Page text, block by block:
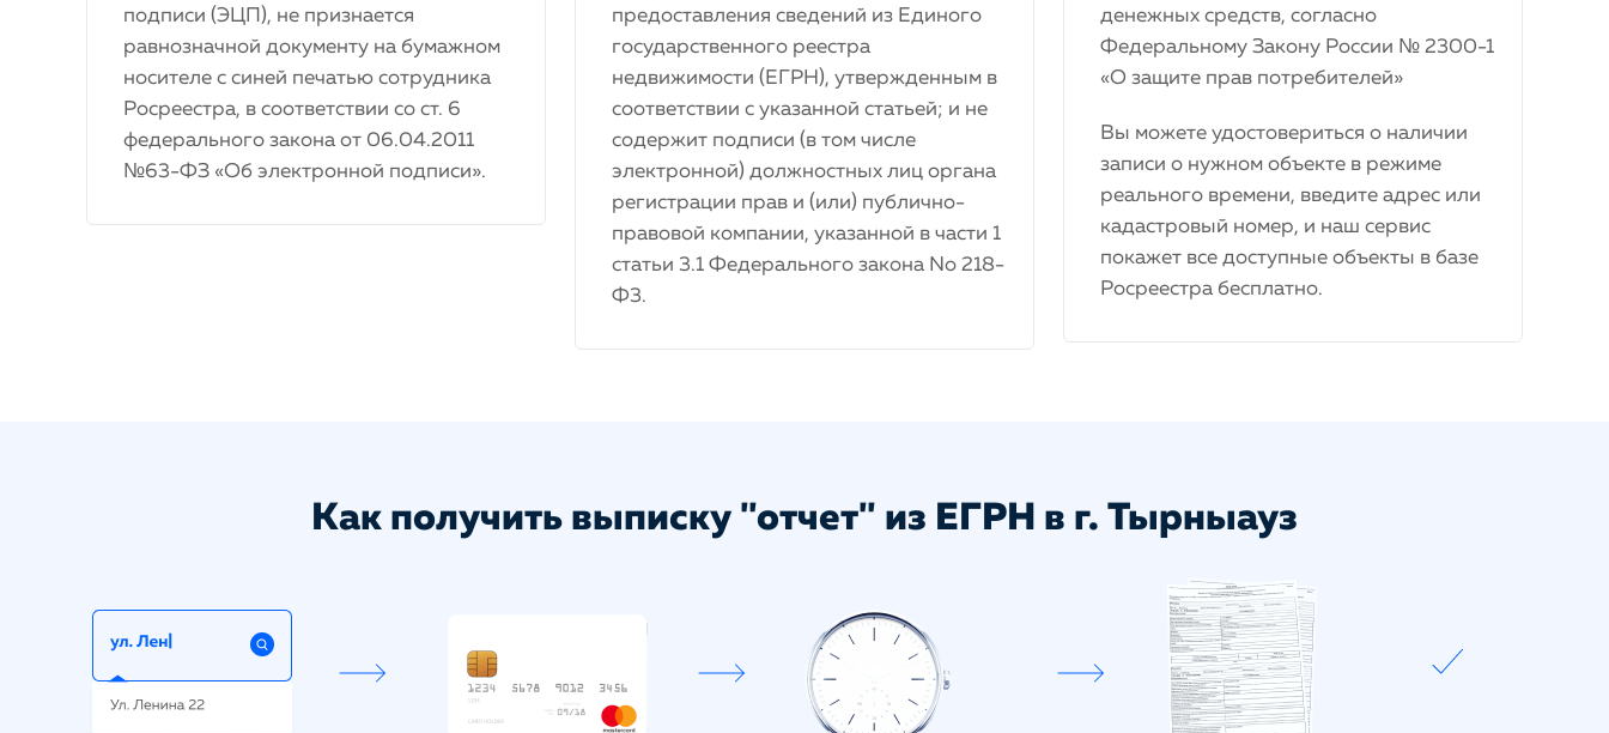
подписи (ЭЦП), не признается
равнозначной документу на бумажном
носителе с синей печатью сотрудника
Росреестра, в соответствии со ст. 6
федерального закона от 06.04.2011
№63-ФЗ «Об электронной подписи».
предоставления сведений из Единого
государственного реестра
недвижимости (ЕГРН), утвержденным в
соответствии с указанной статьей; и не
содержит подписи (в том числе
электронной) должностных лиц органа
регистрации прав и (или) публично-
правовой компании, указанной в части 1
статьи 3.1 Федерального закона No 218-
Ф3.
денежных средств, согласно
Федеральному Закону России № 2300-1
«О защите прав потребителей»
Вы можете удостовериться о наличии
записи о нужном объекте в режиме
реального времени, введите адрес или
кадастровый номер, и наш сервис
покажет все доступные объекты в базе
Росреестра бесплатно.
Как получить выписку "отчет" из ЕГРН в г. Тырныауз